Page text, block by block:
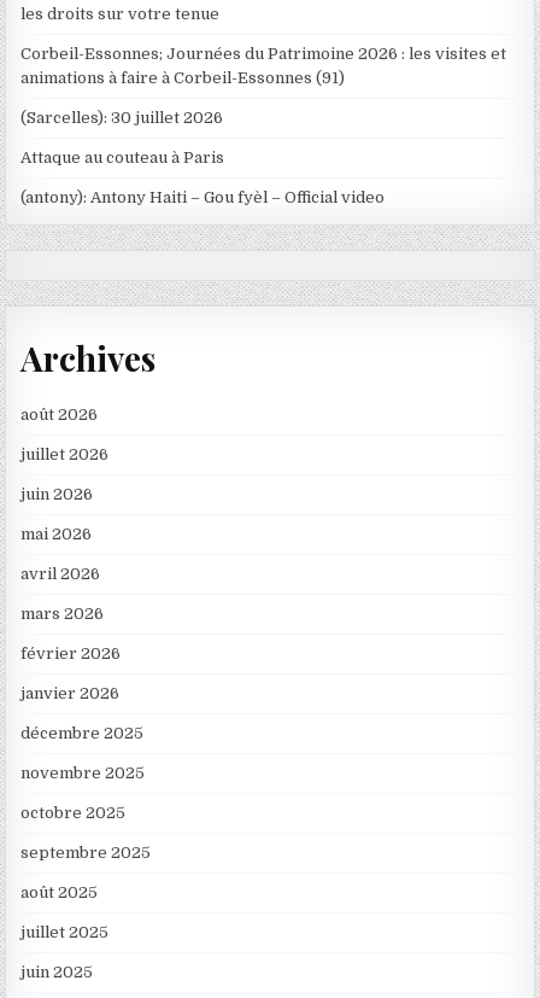
les droits sur votre tenue
Corbeil-Essonnes; Journées du Patrimoine 2026 : les visites et
animations à faire à Corbeil-Essonnes (91)
(Sarcelles): 30 juillet 2026
Attaque au couteau à Paris
(antony): Antony Haiti – Gou fyèl – Official video
Archives
août 2026
juillet 2026
juin 2026
mai 2026
avril 2026
mars 2026
février 2026
janvier 2026
décembre 2025
novembre 2025
octobre 2025
septembre 2025
août 2025
juillet 2025
juin 2025